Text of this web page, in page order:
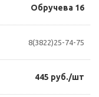
Обручева 16
8(3822)25-74-75
445 руб./шт